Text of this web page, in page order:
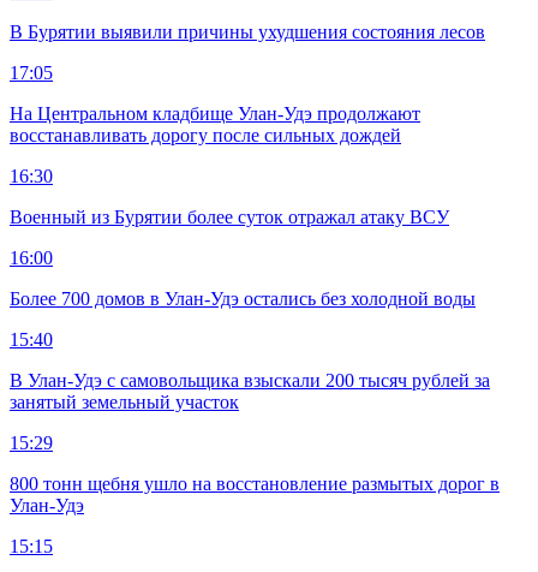
В Бурятии выявили причины ухудшения состояния лесов
17:05
На Центральном кладбище Улан-Удэ продолжают
восстанавливать дорогу после сильных дождей
16:30
Военный из Бурятии более суток отражал атаку ВСУ
16:00
Более 700 домов в Улан-Удэ остались без холодной воды
15:40
В Улан-Удэ с самовольщика взыскали 200 тысяч рублей за
занятый земельный участок
15:29
800 тонн щебня ушло на восстановление размытых дорог в
Улан-Удэ
15:15